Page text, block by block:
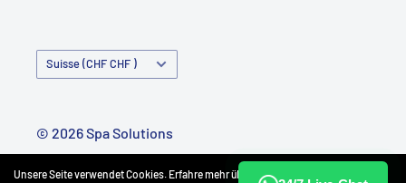
Unsere Seite verwendet Cookies. Erfahre mehr über unsere
Pays/Région Suisse (CHF CHF )
© 2026 Spa Solutions
Propulsé par Shopify